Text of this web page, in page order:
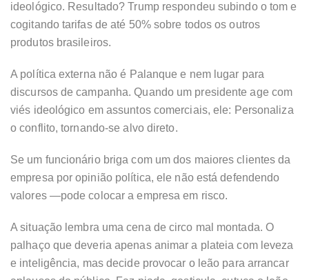
ideológico. Resultado? Trump respondeu subindo o tom e
cogitando tarifas de até 50% sobre todos os outros
produtos brasileiros.
A política externa não é Palanque e nem lugar para
discursos de campanha. Quando um presidente age com
viés ideológico em assuntos comerciais, ele: Personaliza
o conflito, tornando-se alvo direto.
Se um funcionário briga com um dos maiores clientes da
empresa por opinião política, ele não está defendendo
valores —pode colocar a empresa em risco.
A situação lembra uma cena de circo mal montada. O
palhaço que deveria apenas animar a plateia com leveza
e inteligência, mas decide provocar o leão para arrancar